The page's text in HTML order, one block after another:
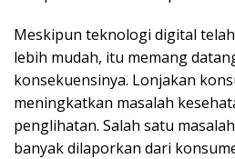
Meskipun teknologi digital
lebih mudah, itu memang
konsekuensinya. Lonjakan
meningkatkan masalah
penglihatan. Salah satu
banyak dilaporkan dari